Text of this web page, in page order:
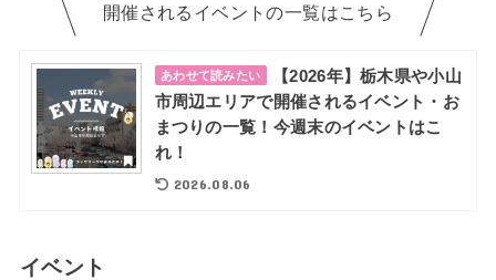
開催されるイベントの一覧はこちら
あわせて読みたい
【2026年】栃木県や小山
市周辺エリアで開催されるイベント・お
まつりの一覧！今週末のイベントはこ
れ！
2026.08.06
イベント